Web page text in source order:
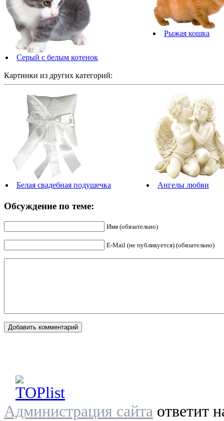
Серый с белым котенок
Рыжая кошка
Картинки из других категорий:
Белая свадебная подушечка Ангелы любви
Обсуждение по теме:
Имя (обязательно)
E-Mail (не публикуется) (обязательно)
Администрация сайта ответит